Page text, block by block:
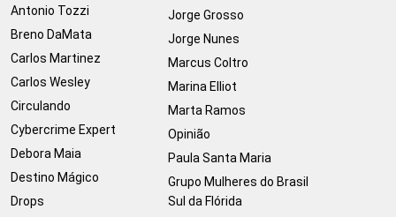
Antonio Tozzi
Breno DaMata
Carlos Martinez
Carlos Wesley
Circulando
Cybercrime Expert
Debora Maia
Destino Mágico
Drops
Jorge Grosso
Jorge Nunes
Marcus Coltro
Marina Elliot
Marta Ramos
Opinião
Paula Santa Maria
Grupo Mulheres do Brasil
Sul da Flórida